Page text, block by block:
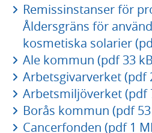
Remissinstanser för
Åldersgräns för
kosmetiska solarier
Ale kommun (pdf 33
Arbetsgivarverket (pdf
Arbetsmiljöverket (pdf
Borås kommun (pdf
Cancerfonden (pdf 1